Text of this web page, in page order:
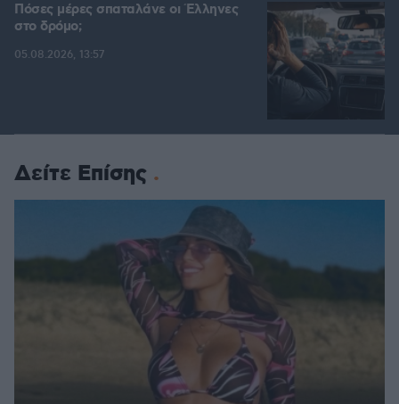
Πόσες μέρες σπαταλάνε οι Έλληνες
στο δρόμο;
05.08.2026, 13:57
Δείτε Επίσης